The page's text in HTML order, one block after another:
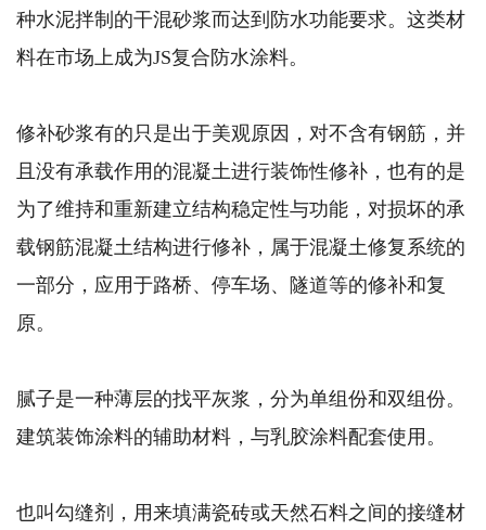
种水泥拌制的干混砂浆而达到防水功能要求。这类材
料在市场上成为JS复合防水涂料。
修补砂浆有的只是出于美观原因，对不含有钢筋，并
且没有承载作用的混凝土进行装饰性修补，也有的是
为了维持和重新建立结构稳定性与功能，对损坏的承
载钢筋混凝土结构进行修补，属于混凝土修复系统的
一部分，应用于路桥、停车场、隧道等的修补和复
原。
腻子是一种薄层的找平灰浆，分为单组份和双组份。
建筑装饰涂料的辅助材料，与乳胶涂料配套使用。
也叫勾缝剂，用来填满瓷砖或天然石料之间的接缝材